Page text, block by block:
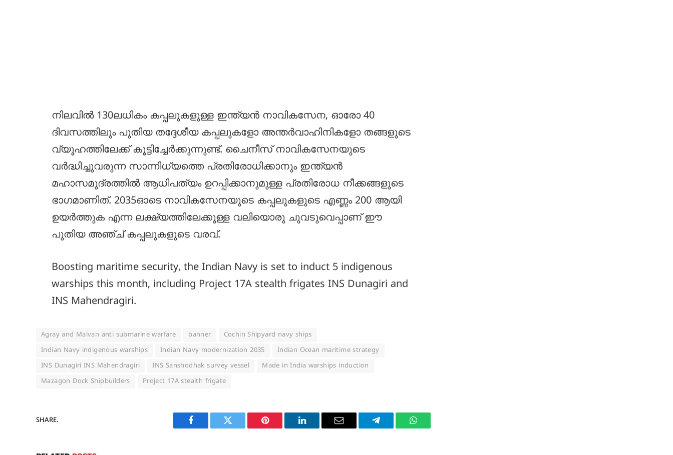
നിലവിൽ 130ലധികം കപ്പലുകളുള്ള ഇന്ത്യൻ നാവികസേന, ഓരോ 40
ദിവസത്തിലും പുതിയ തദ്ദേശീയ കപ്പലുകളോ അന്തർവാഹിനികളോ തങ്ങളുടെ
വ്യൂഹത്തിലേക്ക് കൂട്ടിച്ചേർക്കുന്നുണ്ട്. ചൈനീസ് നാവികസേനയുടെ
വർദ്ധിച്ചുവരുന്ന സാന്നിധ്യത്തെ പ്രതിരോധിക്കാനും ഇന്ത്യൻ
മഹാസമുദ്രത്തിൽ ആധിപത്യം ഉറപ്പിക്കാനുമുള്ള പ്രതിരോധ നീക്കങ്ങളുടെ
ഭാഗമാണിത്. 2035ഓടെ നാവികസേനയുടെ കപ്പലുകളുടെ എണ്ണം 200 ആയി
ഉയർത്തുക എന്ന ലക്ഷ്യത്തിലേക്കുള്ള വലിയൊരു ചുവടുവെപ്പാണ് ഈ
പുതിയ അഞ്ച് കപ്പലുകളുടെ വരവ്.
Boosting maritime security, the Indian Navy is set to induct 5 indigenous
warships this month, including Project 17A stealth frigates INS Dunagiri and
INS Mahendragiri.
Agray and Malvan anti submarine warfare banner
Cochin Shipyard navy ships
Indian Navy indigenous warships
Indian Navy modernization 2035
Indian Ocean maritime strategy
INS Dunagiri INS Mahendragiri
INS Sanshodhak survey vessel
Made in India warships induction
Mazagon Dock Shipbuilders
Project 17A stealth frigate
SHARE.
Facebook Twitter Pinterest LinkedIn Email Telegram WhatsApp